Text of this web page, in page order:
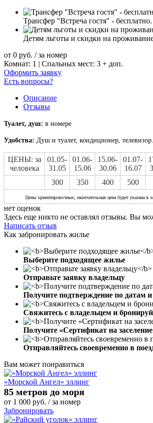
Трансфер "Встреча гостя" - бесплатно.
Детям льготы и скидки на
от 0 руб. / за номер
Комнат: 1 | Спальных мест: 3 + доп.
Оформить заявку
Есть вопросы?
Описание
Отзывы
Туалет, душ: в номере
Удобства: Душ и туалет, кондиционер, телевизор.
ЦЕНЫ: за
человека
01.05-
31.05
01.06-
15.06
15.06-
30.06
01.07-
16.07
300
350 400 500
Цены ориентировочные, окончательная цена будет указана в
нет оценок
Здесь еще никто не оставлял отзывы. Вы
Написать отзыв
Как забронировать жилье
Выберите подходящее жилье
Отправьте заявку владельцу
Получите подтверждение по датам и
Свяжитесь с владельцем и
Получите «Сертификат на
Отправляйтесь своевременно в
Вам может понравиться
«Морской Ангел» эллинг
85 метров до моря
от 1 000 руб. / за номер
Забронировать